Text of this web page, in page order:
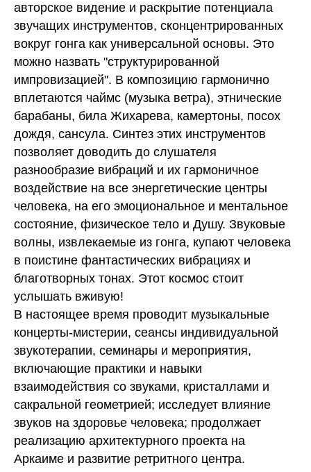
авторское видение и раскрытие потенциала
звучащих инструментов, сконцентрированных
вокруг гонга как универсальной основы. Это
можно назвать "структурированной
импровизацией". В композицию гармонично
вплетаются чаймс (музыка ветра), этнические
барабаны, била Жихарева, камертоны, посох
дождя, сансула. Синтез этих инструментов
позволяет доводить до слушателя
разнообразие вибраций и их гармоничное
воздействие на все энергетические центры
человека, на его эмоциональное и ментальное
состояние, физическое тело и Душу. Звуковые
волны, извлекаемые из гонга, купают человека
в поистине фантастических вибрациях и
благотворных тонах. Этот космос стоит
услышать вживую!
В настоящее время проводит музыкальные
концерты-мистерии, сеансы индивидуальной
звукотерапии, семинары и мероприятия,
включающие практики и навыки
взаимодействия со звуками, кристаллами и
сакральной геометрией; исследует влияние
звуков на здоровье человека; продолжает
реализацию архитектурного проекта на
Аркаиме и развитие ретритного центра.